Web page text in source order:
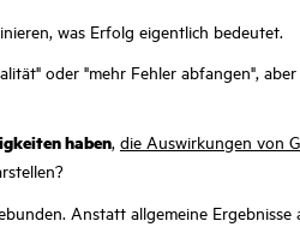
was Erfolg eigentlich bedeutet.
oder "mehr Fehler abfangen",
haben, die Auswirkungen von
Anstatt allgemeine